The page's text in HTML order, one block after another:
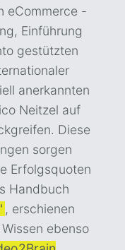
eCommerce -
Einführung
gestützten
anerkannten
Neitzel auf
Diese
sorgen
Erfolgsquoten
Handbuch
, erschienen
ebenso